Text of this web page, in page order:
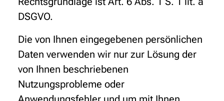
DSGVO.
Die von Ihnen eingegebenen persönlichen
Daten verwenden wir nur zur Lösung der
von Ihnen beschriebenen
Nutzungsprobleme oder